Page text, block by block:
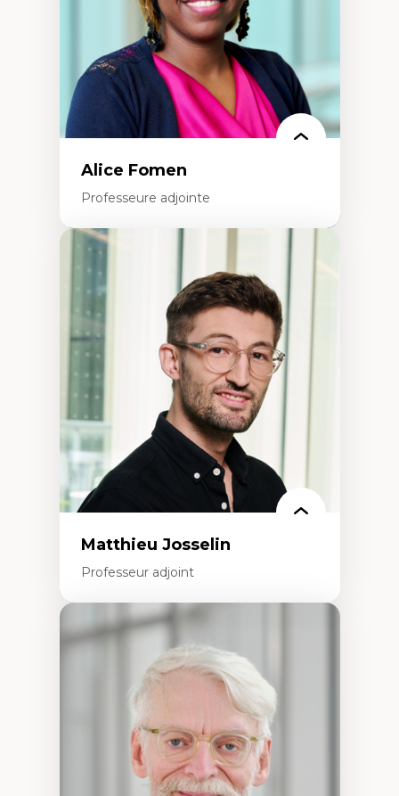
Alice Fomen
Professeure adjointe
Expertises
Acceptabilité, acceptation et adoption des
technologies
Technologies d'apprentissage innovantes
Insertion professionnelle du nouveau
personnel enseignant
Construction identitaire en milieu
minoritaire francophone
Technologies éducatives pour la formation
continue
Matthieu Josselin
Professeur adjoint
Expertises
Ethnographie critique des environnements
d’apprentissage des étudiant.e.s
Approche transdisciplinaire des
compétences socioaffectives et
interculturelles
Didactique des langues secondes et
compétence pragmatique
Andragogie
Méthodologies de recherche qualitative